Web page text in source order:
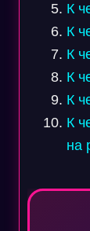
К
К
К
К
К
К
на